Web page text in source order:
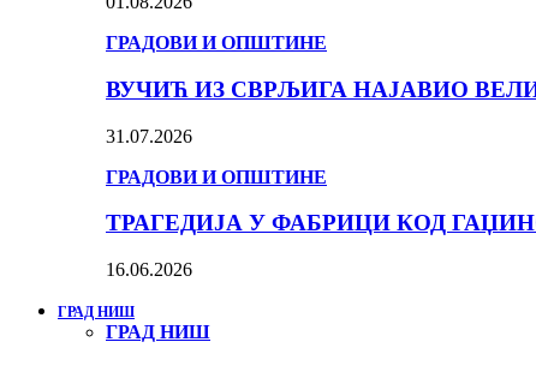
ГРАДОВИ И ОПШТИНЕ
ВУЧИЋ ИЗ СВРЉИГА НАЈАВИО
31.07.2026
ГРАДОВИ И ОПШТИНЕ
ТРАГЕДИЈА У ФАБРИЦИ КОД
16.06.2026
ГРАД НИШ
ГРАД НИШ